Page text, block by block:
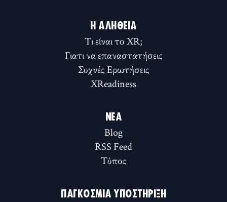
Η ΑΛΉΘΕΙΑ
Τι είναι το XR;
Γιατι να επαναστατήσεις
Συχνές Ερωτήσεις
XReadiness
ΝΈΑ
Blog
RSS Feed
Τύπος
ΠΑΓΚΌΣΜΙΑ ΥΠΟΣΤΉΡΙΞΗ